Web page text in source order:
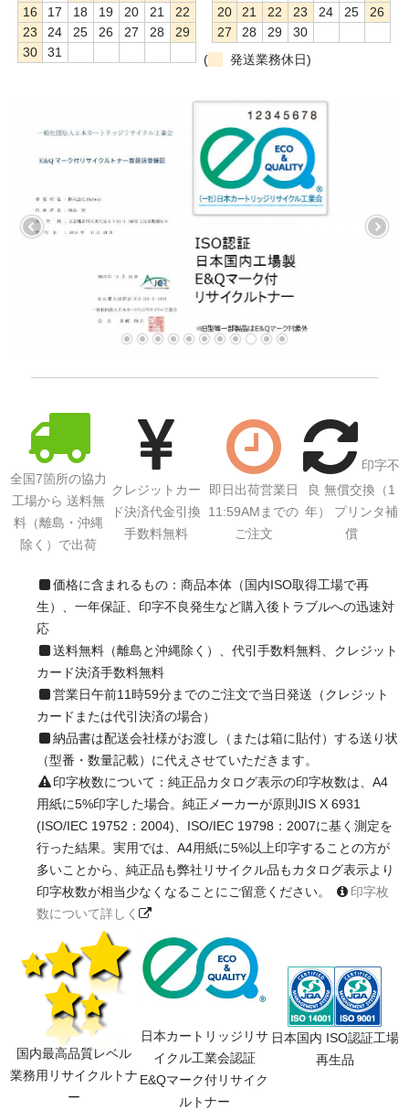
16
17 18 19 20 21
22
23
24 25 26 27 28
29
30
31
20
21 22 23 24 25
26
27
28 29
30
(
発送業務休日)
全国7箇所の協力
工場から 送料無
料（離島・沖縄
除く）で出荷
クレジットカー
ド決済代金引換
手数料無料
即日出荷営業日
11:59AMまでの
ご注文
印字不
良 無償交換（1
年） プリンタ補
償
価格に含まれるもの：商品本体（国内ISO取得工場で再
生）、一年保証、印字不良発生など購入後トラブルへの迅速対
応
送料無料（離島と沖縄除く）、代引手数料無料、クレジット
カード決済手数料無料
営業日午前11時59分までのご注文で当日発送（クレジット
カードまたは代引決済の場合）
納品書は配送会社様がお渡し（または箱に貼付）する送り状
（型番・数量記載）に代えさせていただきます。
印字枚数について：純正品カタログ表示の印字枚数は、A4
用紙に5%印字した場合。純正メーカーが原則JIS X 6931
(ISO/IEC 19752：2004)、ISO/IEC 19798：2007に基く測定を
行った結果。実用では、A4用紙に5%以上印字することの方が
多いことから、純正品も弊社リサイクル品もカタログ表示より
印字枚数が相当少なくなることにご留意ください。
印字枚
数について詳しく
国内最高品質レベル
業務用リサイクルトナ
ー
日本カートリッジリサ
イクル工業会認証
E&Qマーク付リサイク
ルトナー
日本国内 ISO認証工場
再生品